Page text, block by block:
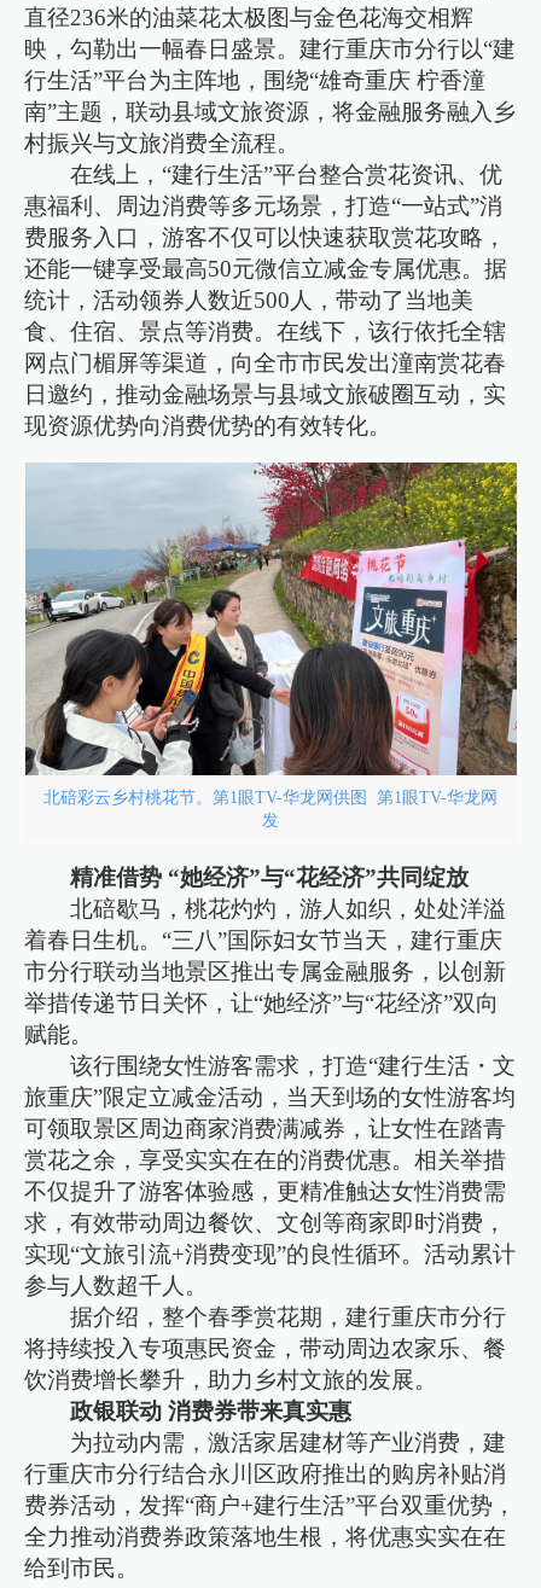
直径236米的油菜花太极图与金色花海交相辉
映，勾勒出一幅春日盛景。建行重庆市分行以“建
行生活”平台为主阵地，围绕“雄奇重庆 柠香潼
南”主题，联动县域文旅资源，将金融服务融入乡
村振兴与文旅消费全流程。
在线上，“建行生活”平台整合赏花资讯、优
惠福利、周边消费等多元场景，打造“一站式”消
费服务入口，游客不仅可以快速获取赏花攻略，
还能一键享受最高50元微信立减金专属优惠。据
统计，活动领券人数近500人，带动了当地美
食、住宿、景点等消费。在线下，该行依托全辖
网点门楣屏等渠道，向全市市民发出潼南赏花春
日邀约，推动金融场景与县域文旅破圈互动，实
现资源优势向消费优势的有效转化。
北碚彩云乡村桃花节。第1眼TV-华龙网供图 第1眼TV-华龙网
发
精准借势 “她经济”与“花经济”共同绽放
北碚歇马，桃花灼灼，游人如织，处处洋溢
着春日生机。“三八”国际妇女节当天，建行重庆
市分行联动当地景区推出专属金融服务，以创新
举措传递节日关怀，让“她经济”与“花经济”双向
赋能。
该行围绕女性游客需求，打造“建行生活・文
旅重庆”限定立减金活动，当天到场的女性游客均
可领取景区周边商家消费满减券，让女性在踏青
赏花之余，享受实实在在的消费优惠。相关举措
不仅提升了游客体验感，更精准触达女性消费需
求，有效带动周边餐饮、文创等商家即时消费，
实现“文旅引流+消费变现”的良性循环。活动累计
参与人数超千人。
据介绍，整个春季赏花期，建行重庆市分行
将持续投入专项惠民资金，带动周边农家乐、餐
饮消费增长攀升，助力乡村文旅的发展。
政银联动 消费券带来真实惠
为拉动内需，激活家居建材等产业消费，建
行重庆市分行结合永川区政府推出的购房补贴消
费券活动，发挥“商户+建行生活”平台双重优势，
全力推动消费券政策落地生根，将优惠实实在在
给到市民。